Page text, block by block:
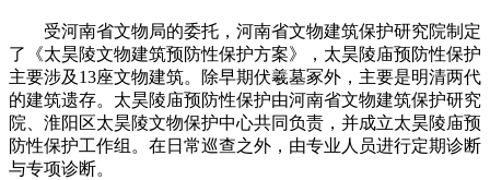
受河南省文物局的委托，河南省文物建筑保护研究院制定
了《太昊陵文物建筑预防性保护方案》，太昊陵庙预防性保护
主要涉及13座文物建筑。除早期伏羲墓冢外，主要是明清两代
的建筑遗存。太昊陵庙预防性保护由河南省文物建筑保护研究
院、淮阳区太昊陵文物保护中心共同负责，并成立太昊陵庙预
防性保护工作组。在日常巡查之外，由专业人员进行定期诊断
与专项诊断。